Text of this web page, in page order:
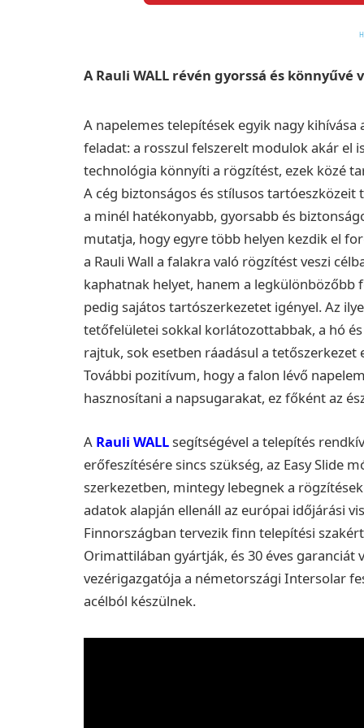
A Rauli WALL révén gyorssá és
A napelemes telepítések egyik nagy
feladat: a rosszul felszerelt modulok akár el
technológia könnyíti a rögzítést, ezek közé
A cég biztonságos és stílusos
a minél hatékonyabb, gyorsabb és
mutatja, hogy egyre több helyen kezdik el
a Rauli Wall a falakra való rögzítést veszi
kaphatnak helyet, hanem a legkülönbözőbb
pedig sajátos tartószerkezetet igényel. Az
tetőfelületei sokkal korlátozottabbak, a hó
rajtuk, sok esetben ráadásul a
További pozitívum, hogy a falon lévő
hasznosítani a napsugarakat, ez főként az
A Rauli WALLsegítségével a telepítés
erőfeszítésére sincs szükség, az Easy Slide
szerkezetben, mintegy lebegnek a
adatok alapján ellenáll az európai időjárási
Finnországban tervezik finn telepítési
Orimattilában gyártják, és 30 éves garanciát
vezérigazgatója a németországi Intersolar
acélból készülnek.